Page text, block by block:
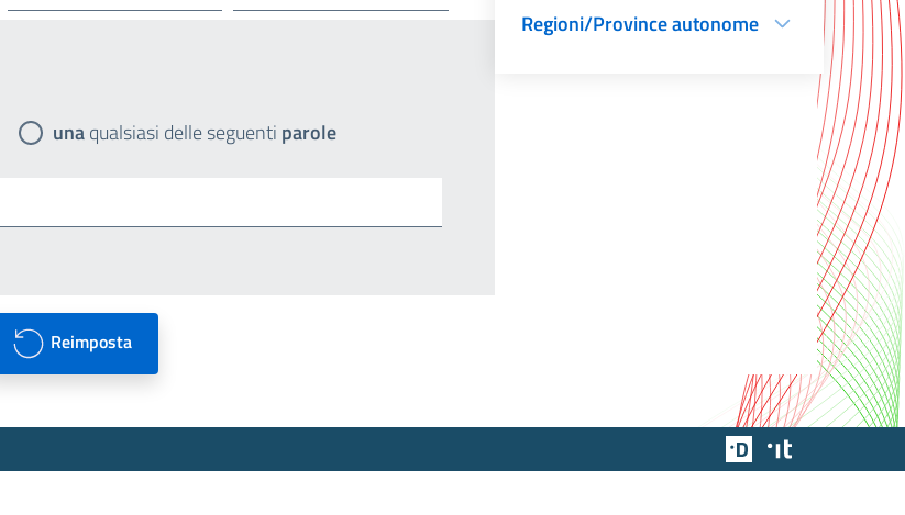
unaqualsiasi delle seguenti parole
Reimposta
Regioni/Province autonome
Team Digitale